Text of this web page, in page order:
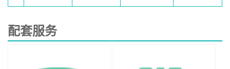
配套服务